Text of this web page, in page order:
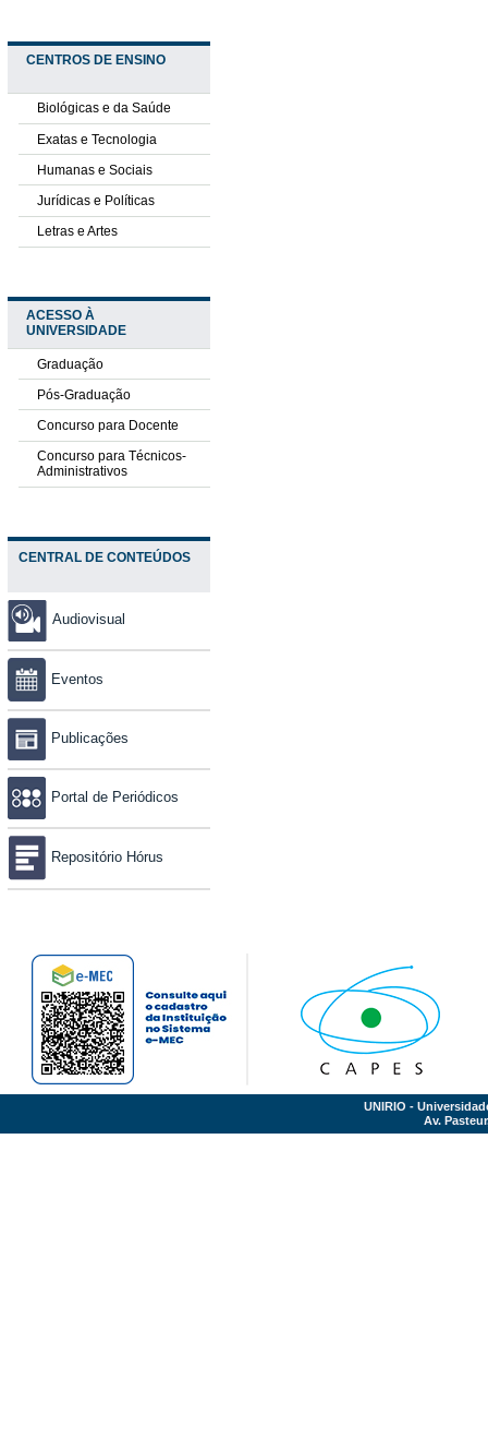
CENTROS DE ENSINO
Biológicas e da Saúde
Exatas e Tecnologia
Humanas e Sociais
Jurídicas e Políticas
Letras e Artes
ACESSO À
UNIVERSIDADE
Graduação
Pós-Graduação
Concurso para Docente
Concurso para Técnicos-
Administrativos
CENTRAL DE CONTEÚDOS
Audiovisual
Eventos
Publicações
Portal de Periódicos
Repositório Hórus
UNIRIO -
Av.